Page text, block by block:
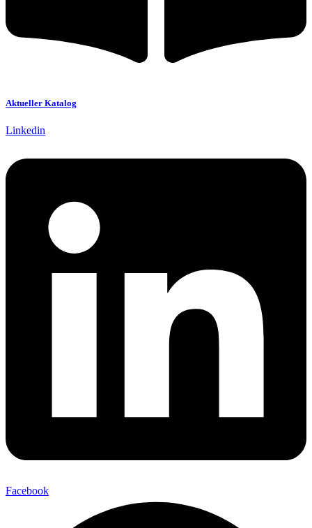
Aktueller Katalog
Linkedin
Facebook